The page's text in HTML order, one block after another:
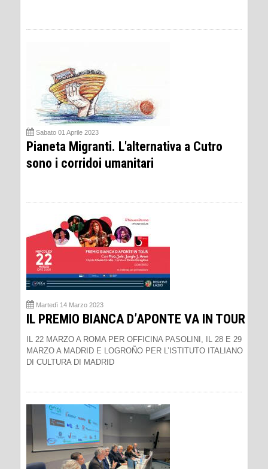
Sabato 01 Aprile 2023
Pianeta Migranti. L'alternativa a Cutro
sono i corridoi umanitari
Martedì 14 Marzo 2023
IL PREMIO BIANCA D’APONTE VA IN TOUR
IL 22 MARZO A ROMA PER OFFICINA PASOLINI, IL 28 E 29
MARZO A MADRID E LOGROÑO PER L’ISTITUTO ITALIANO
DI CULTURA DI MADRID